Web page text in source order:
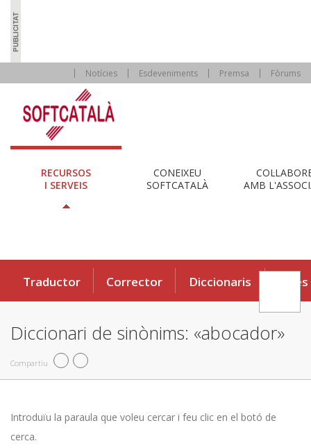
Notícies Esdeveniments Premsa Fòrums
RECURSOS
I SERVEIS
CONEIXEU
SOFTCATALÀ
AMB
Traductor Corrector Diccionaris Eines
Diccionari de sinònims: «abocador»
Compartiu
Introduïu la paraula que voleu cercar i feu clic en el botó de
cerca.